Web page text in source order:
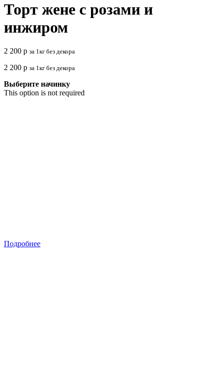
Торт жене с розами и
инжиром
2 200 р за 1кг без декора
2 200 р за 1кг без декора
Выберите начинку
This option is not required
Подробнее